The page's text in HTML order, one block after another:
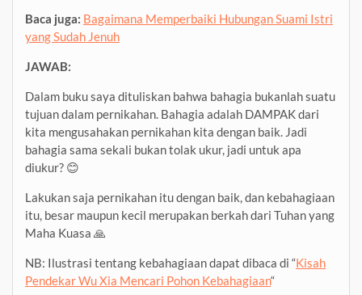
Baca juga: Bagaimana Memperbaiki Hubungan Suami Istri
yang Sudah Jenuh
JAWAB:
Dalam buku saya dituliskan bahwa bahagia bukanlah suatu
tujuan dalam pernikahan. Bahagia adalah DAMPAK dari
kita mengusahakan pernikahan kita dengan baik. Jadi
bahagia sama sekali bukan tolak ukur, jadi untuk apa
diukur? 😊
Lakukan saja pernikahan itu dengan baik, dan kebahagiaan
itu, besar maupun kecil merupakan berkah dari Tuhan yang
Maha Kuasa 🙏
NB: Ilustrasi tentang kebahagiaan dapat dibaca di “Kisah
Pendekar Wu Xia Mencari Pohon Kebahagiaan“